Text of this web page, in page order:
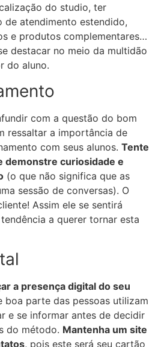
do studio, ter
de atendimento estendido,
e produtos complementares…
destacar no meio da multidão
do aluno.
com a questão do bom
ressaltar a importância de
com seus alunos. Tente
demonstre curiosidade e
(o que não significa que as
sessão de conversas). O
Assim ele se sentirá
a querer tornar esta
a presença digital do seu
boa parte das pessoas utilizam
e se informar antes de decidir
do método. Mantenha um site
, pois este será seu cartão